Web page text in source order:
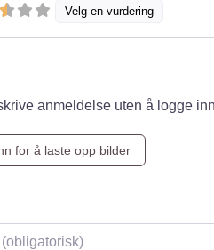
Velg en vurdering
anmeldelse uten å logge
for å laste opp bilder